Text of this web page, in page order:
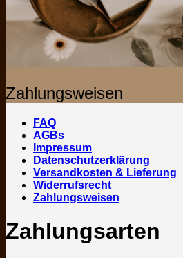
Zahlungsweisen
FAQ
AGBs
Impressum
Datenschutzerklärung
Versandkosten & Lieferung
Widerrufsrecht
Zahlungsweisen
Zahlungsarten